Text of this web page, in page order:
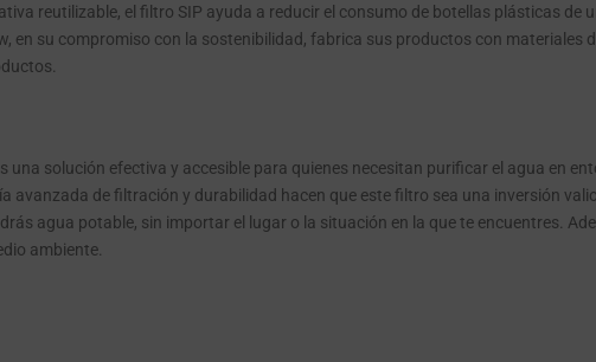
reutilizable, el filtro SIP ayuda a reducir el consumo de botellas plásticas
en su compromiso con la sostenibilidad, fabrica sus productos con
una solución efectiva y accesible para quienes necesitan purificar el agua en
avanzada de filtración y durabilidad hacen que este filtro sea una inversión
agua potable, sin importar el lugar o la situación en la que te encuentres.
ambiente.